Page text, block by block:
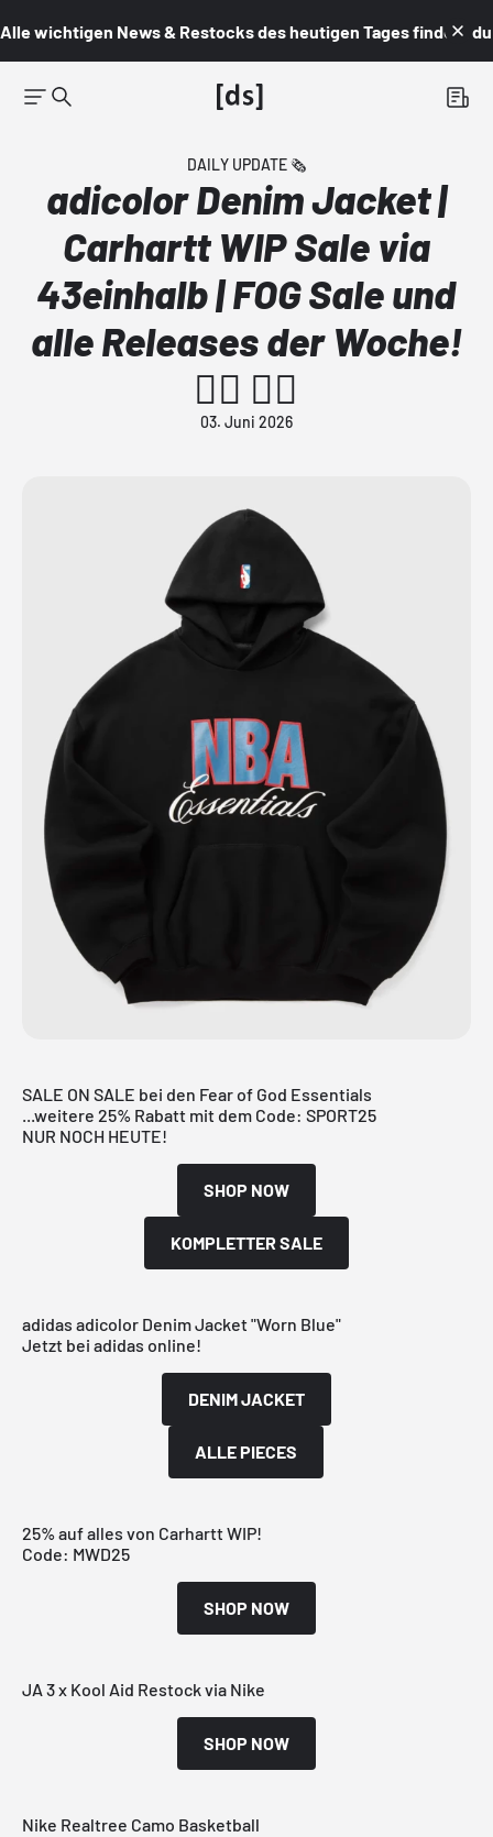
Alle wichtigen News & Restocks des heutigen Tages findest du
DAILY UPDATE 🗞️
adicolor Denim Jacket |
Carhartt WIP Sale via
43einhalb | FOG Sale und
alle Releases der Woche!
👇🏼 👇🏼
03. Juni 2026
SALE ON SALE bei den Fear of God Essentials
...weitere 25% Rabatt mit dem Code: SPORT25
NUR NOCH HEUTE!
SHOP NOW
KOMPLETTER SALE
adidas adicolor Denim Jacket "Worn Blue"
Jetzt bei adidas online!
DENIM JACKET
ALLE PIECES
25% auf alles von Carhartt WIP!
Code: MWD25
SHOP NOW
JA 3 x Kool Aid Restock via Nike
SHOP NOW
Nike Realtree Camo Basketball